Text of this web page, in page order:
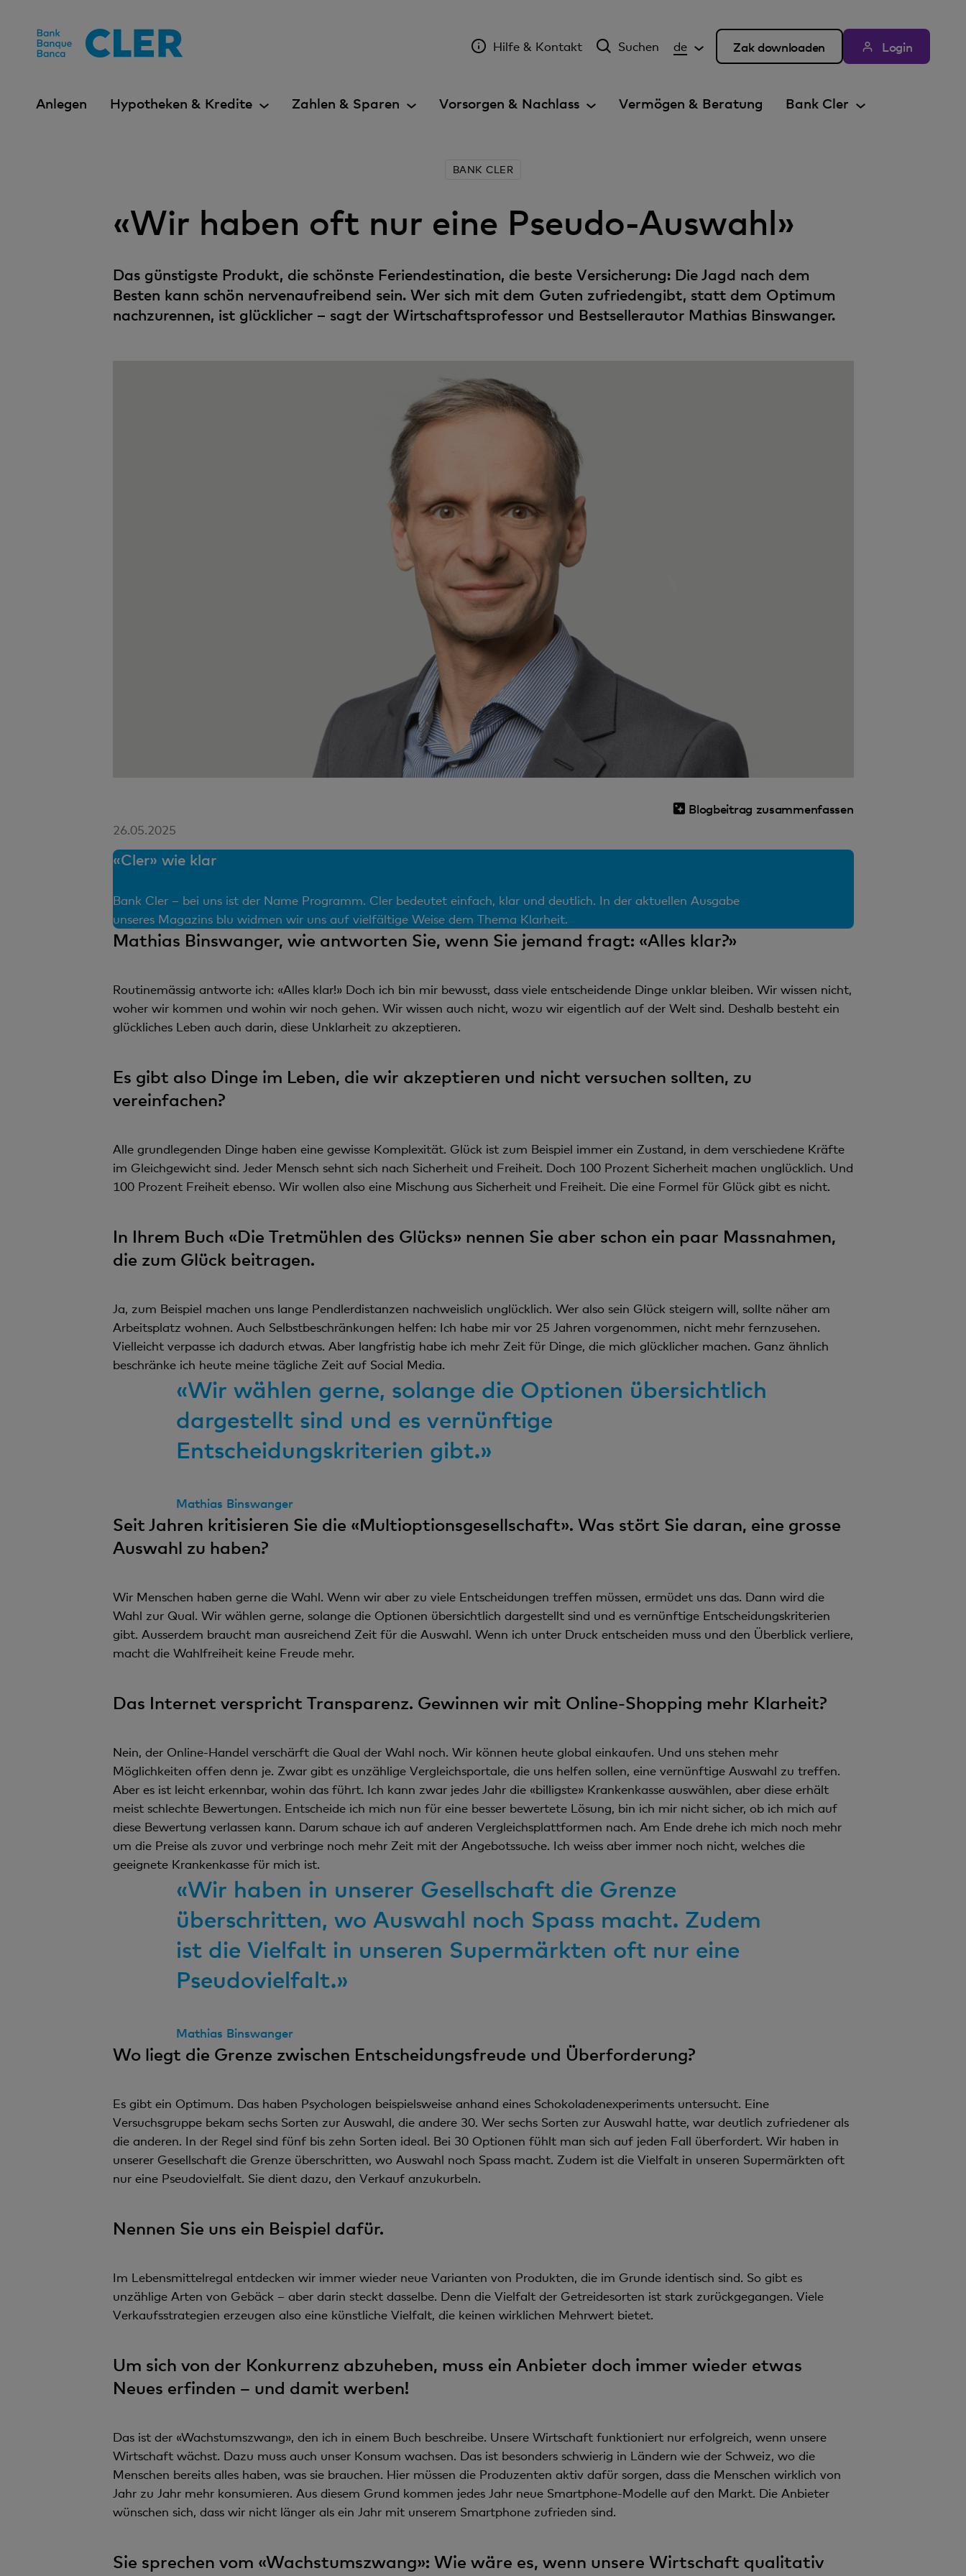
Hilfe & Kontakt Suchen de Zak downloaden Login
Anlegen Hypotheken & Kredite Zahlen & Sparen Vorsorgen & Nachlass Vermögen & Beratung Bank Cler
BANK CLER
«Wir haben oft nur eine Pseudo-Auswahl»
Das günstigste Produkt, die schönste Feriendestination, die beste Versicherung: Die Jagd nach dem
Besten kann schön nervenaufreibend sein. Wer sich mit dem Guten zufriedengibt, statt dem Optimum
nachzurennen, ist glücklicher – sagt der Wirtschaftsprofessor und Bestsellerautor Mathias Binswanger.
Blogbeitrag zusammenfassen
26.05.2025
«Cler» wie klar
Bank Cler – bei uns ist der Name Programm. Cler bedeutet einfach, klar und deutlich. In der aktuellen Ausgabe
unseres Magazins blu widmen wir uns auf vielfältige Weise dem Thema Klarheit.
Mathias Binswanger, wie antworten Sie, wenn Sie jemand fragt: «Alles klar?»
Routinemässig antworte ich: «Alles klar!» Doch ich bin mir bewusst, dass viele entscheidende Dinge unklar bleiben. Wir wissen nicht,
woher wir kommen und wohin wir noch gehen. Wir wissen auch nicht, wozu wir eigentlich auf der Welt sind. Deshalb besteht ein
glückliches Leben auch darin, diese Unklarheit zu akzeptieren.
Es gibt also Dinge im Leben, die wir akzeptieren und nicht versuchen sollten, zu
vereinfachen?
Alle grundlegenden Dinge haben eine gewisse Komplexität. Glück ist zum Beispiel immer ein Zustand, in dem verschiedene Kräfte
im Gleichgewicht sind. Jeder Mensch sehnt sich nach Sicherheit und Freiheit. Doch 100 Prozent Sicherheit machen unglücklich. Und
100 Prozent Freiheit ebenso. Wir wollen also eine Mischung aus Sicherheit und Freiheit. Die eine Formel für Glück gibt es nicht.
In Ihrem Buch «Die Tretmühlen des Glücks» nennen Sie aber schon ein paar Massnahmen,
die zum Glück beitragen.
Ja, zum Beispiel machen uns lange Pendlerdistanzen nachweislich unglücklich. Wer also sein Glück steigern will, sollte näher am
Arbeitsplatz wohnen. Auch Selbstbeschränkungen helfen: Ich habe mir vor 25 Jahren vorgenommen, nicht mehr fernzusehen.
Vielleicht verpasse ich dadurch etwas. Aber langfristig habe ich mehr Zeit für Dinge, die mich glücklicher machen. Ganz ähnlich
beschränke ich heute meine tägliche Zeit auf Social Media.
«Wir wählen gerne, solange die Optionen übersichtlich
dargestellt sind und es vernünftige
Entscheidungskriterien gibt.»
Mathias Binswanger
Seit Jahren kritisieren Sie die «Multioptionsgesellschaft». Was stört Sie daran, eine grosse
Auswahl zu haben?
Wir Menschen haben gerne die Wahl. Wenn wir aber zu viele Entscheidungen treffen müssen, ermüdet uns das. Dann wird die
Wahl zur Qual. Wir wählen gerne, solange die Optionen übersichtlich dargestellt sind und es vernünftige Entscheidungskriterien
gibt. Ausserdem braucht man ausreichend Zeit für die Auswahl. Wenn ich unter Druck entscheiden muss und den Überblick verliere,
macht die Wahlfreiheit keine Freude mehr.
Das Internet verspricht Transparenz. Gewinnen wir mit Online-Shopping mehr Klarheit?
Nein, der Online-Handel verschärft die Qual der Wahl noch. Wir können heute global einkaufen. Und uns stehen mehr
Möglichkeiten offen denn je. Zwar gibt es unzählige Vergleichsportale, die uns helfen sollen, eine vernünftige Auswahl zu treffen.
Aber es ist leicht erkennbar, wohin das führt. Ich kann zwar jedes Jahr die «billigste» Krankenkasse auswählen, aber diese erhält
meist schlechte Bewertungen. Entscheide ich mich nun für eine besser bewertete Lösung, bin ich mir nicht sicher, ob ich mich auf
diese Bewertung verlassen kann. Darum schaue ich auf anderen Vergleichsplattformen nach. Am Ende drehe ich mich noch mehr
um die Preise als zuvor und verbringe noch mehr Zeit mit der Angebotssuche. Ich weiss aber immer noch nicht, welches die
geeignete Krankenkasse für mich ist.
«Wir haben in unserer Gesellschaft die Grenze
überschritten, wo Auswahl noch Spass macht. Zudem
ist die Vielfalt in unseren Supermärkten oft nur eine
Pseudovielfalt.»
Mathias Binswanger
Wo liegt die Grenze zwischen Entscheidungsfreude und Überforderung?
Es gibt ein Optimum. Das haben Psychologen beispielsweise anhand eines Schokoladenexperiments untersucht. Eine
Versuchsgruppe bekam sechs Sorten zur Auswahl, die andere 30. Wer sechs Sorten zur Auswahl hatte, war deutlich zufriedener als
die anderen. In der Regel sind fünf bis zehn Sorten ideal. Bei 30 Optionen fühlt man sich auf jeden Fall überfordert. Wir haben in
unserer Gesellschaft die Grenze überschritten, wo Auswahl noch Spass macht. Zudem ist die Vielfalt in unseren Supermärkten oft
nur eine Pseudovielfalt. Sie dient dazu, den Verkauf anzukurbeln.
Nennen Sie uns ein Beispiel dafür.
Im Lebensmittelregal entdecken wir immer wieder neue Varianten von Produkten, die im Grunde identisch sind. So gibt es
unzählige Arten von Gebäck – aber darin steckt dasselbe. Denn die Vielfalt der Getreidesorten ist stark zurückgegangen. Viele
Verkaufsstrategien erzeugen also eine künstliche Vielfalt, die keinen wirklichen Mehrwert bietet.
Um sich von der Konkurrenz abzuheben, muss ein Anbieter doch immer wieder etwas
Neues erfinden – und damit werben!
Das ist der «Wachstumszwang», den ich in einem Buch beschreibe. Unsere Wirtschaft funktioniert nur erfolgreich, wenn unsere
Wirtschaft wächst. Dazu muss auch unser Konsum wachsen. Das ist besonders schwierig in Ländern wie der Schweiz, wo die
Menschen bereits alles haben, was sie brauchen. Hier müssen die Produzenten aktiv dafür sorgen, dass die Menschen wirklich von
Jahr zu Jahr mehr konsumieren. Aus diesem Grund kommen jedes Jahr neue Smartphone-Modelle auf den Markt. Die Anbieter
wünschen sich, dass wir nicht länger als ein Jahr mit unserem Smartphone zufrieden sind.
Sie sprechen vom «Wachstumszwang»: Wie wäre es, wenn unsere Wirtschaft qualitativ